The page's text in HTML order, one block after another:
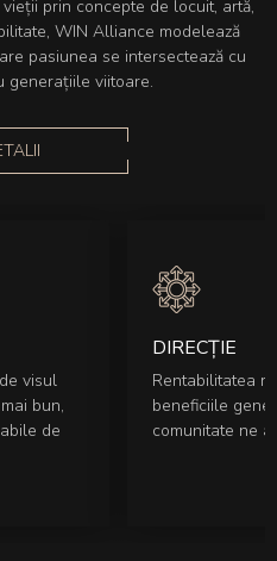
prin concepte de locuit, artă,
WIN Alliance modelează
pasiunea se intersectează cu
generațiile viitoare.
visul
bun,
de
DIRECȚIE
Rentabilitatea
beneficiile
comunitate ne